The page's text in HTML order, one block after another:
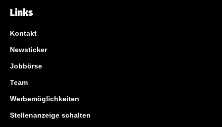
Links
Kontakt
Newsticker
Jobbörse
Team
Werbemöglichkeiten
Stellenanzeige schalten